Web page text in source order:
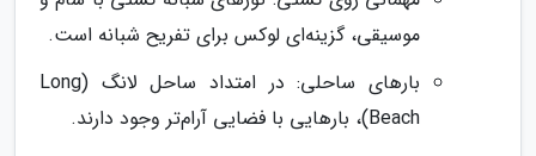
موسیقی، گزینه‌ای لوکس برای تفریح شبانه است.
بارهای ساحلی: در امتداد ساحل لانگ (Long
Beach)، بارهایی با فضایی آرام‌تر وجود دارند.